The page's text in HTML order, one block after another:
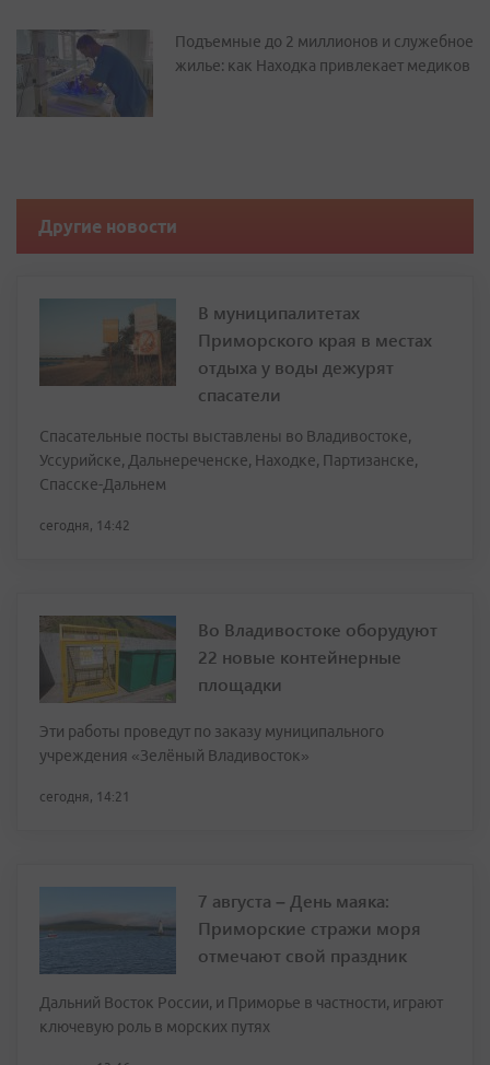
Подъемные до 2 миллионов и служебное
жилье: как Находка привлекает медиков
Другие новости
В муниципалитетах
Приморского края в местах
отдыха у воды дежурят
спасатели
Спасательные посты выставлены во Владивостоке,
Уссурийске, Дальнереченске, Находке, Партизанске,
Спасске-Дальнем
сегодня, 14:42
Во Владивостоке оборудуют
22 новые контейнерные
площадки
Эти работы проведут по заказу муниципального
учреждения «Зелёный Владивосток»
сегодня, 14:21
7 августа – День маяка:
Приморские стражи моря
отмечают свой праздник
Дальний Восток России, и Приморье в частности, играют
ключевую роль в морских путях